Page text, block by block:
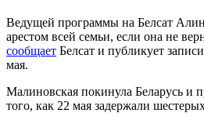
Ведущей программы на Белсат
арестом всей семьи, если она не
сообщает Белсат и публикует
мая.
Малиновская покинула Беларусь и
того, как 22 мая задержали